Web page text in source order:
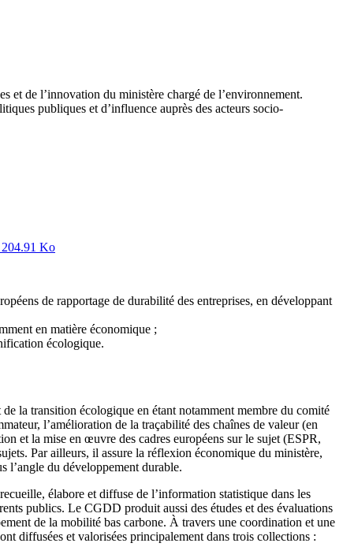
et de l’innovation du ministère chargé de l’environnement.
publiques et d’influence auprès des acteurs socio-
Ko
de rapportage de durabilité des entreprises, en développant
en matière économique ;
écologique.
la transition écologique en étant notamment membre du comité
l’amélioration de la traçabilité des chaînes de valeur (en
et la mise en œuvre des cadres européens sur le sujet (ESPR,
Par ailleurs, il assure la réflexion économique du ministère,
l’angle du développement durable.
élabore et diffuse de l’information statistique dans les
publics. Le CGDD produit aussi des études et des évaluations
de la mobilité bas carbone. À travers une coordination et une
diffusées et valorisées principalement dans trois collections :